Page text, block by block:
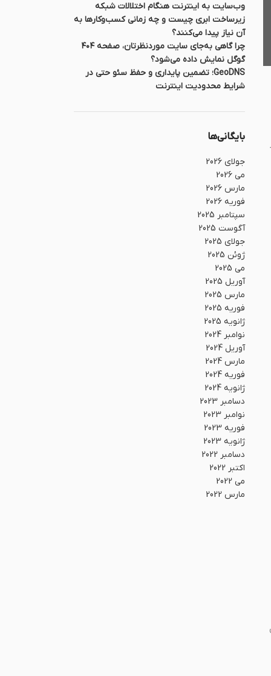
وب‌سایت به اینترنت هنگام اختلالات شبکه
زیرساخت ابری چیست و چه زمانی کسب‌وکارها به
آن نیاز پیدا می‌کنند؟
چرا گاهی به‌جای سایت موردنظرتان، صفحه ۴۰۴
گوگل نمایش داده می‌شود؟
GeoDNS؛ تضمین پایداری و حفظ سئو حتی در
شرایط محدودیت اینترنت
بایگانی‌ها
جولای 2026
می 2026
مارس 2026
فوریه 2026
سپتامبر 2025
آگوست 2025
جولای 2025
ژوئن 2025
می 2025
آوریل 2025
مارس 2025
فوریه 2025
ژانویه 2025
نوامبر 2024
آوریل 2024
مارس 2024
فوریه 2024
ژانویه 2024
دسامبر 2023
نوامبر 2023
فوریه 2023
ژانویه 2023
دسامبر 2022
اکتبر 2022
می 2022
مارس 2022